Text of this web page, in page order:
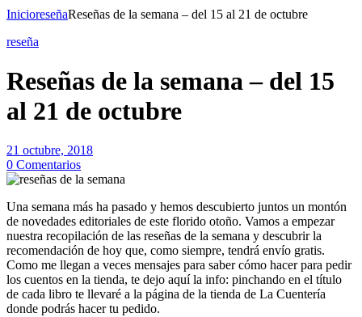
InicioreseñaReseñas de la semana – del 15 al 21 de octubre
reseña
Reseñas de la semana – del 15
al 21 de octubre
21 octubre, 2018
0 Comentarios
Una semana más ha pasado y hemos descubierto juntos un montón
de novedades editoriales de este florido otoño. Vamos a empezar
nuestra recopilación de las reseñas de la semana y descubrir la
recomendación de hoy que, como siempre, tendrá envío gratis.
Como me llegan a veces mensajes para saber cómo hacer para pedir
los cuentos en la tienda, te dejo aquí la info: pinchando en el título
de cada libro te llevaré a la página de la tienda de La Cuentería
donde podrás hacer tu pedido.